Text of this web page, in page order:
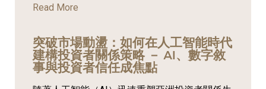
Read More
突破市場動盪：如何在人工智能時代
建構投資者關係策略 － AI、數字敘
事與投資者信任成焦點